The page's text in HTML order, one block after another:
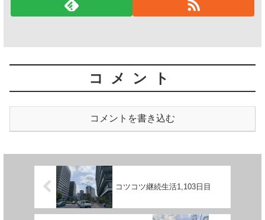
コメント
コメントを書き込む
コツコツ継続生活1,103日目